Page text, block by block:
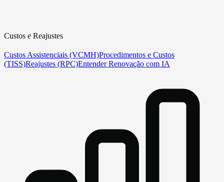
Custos e Reajustes
Custos Assistenciais (VCMH)Procedimentos e Custos
(TISS)Reajustes (RPC)Entender Renovação com IA